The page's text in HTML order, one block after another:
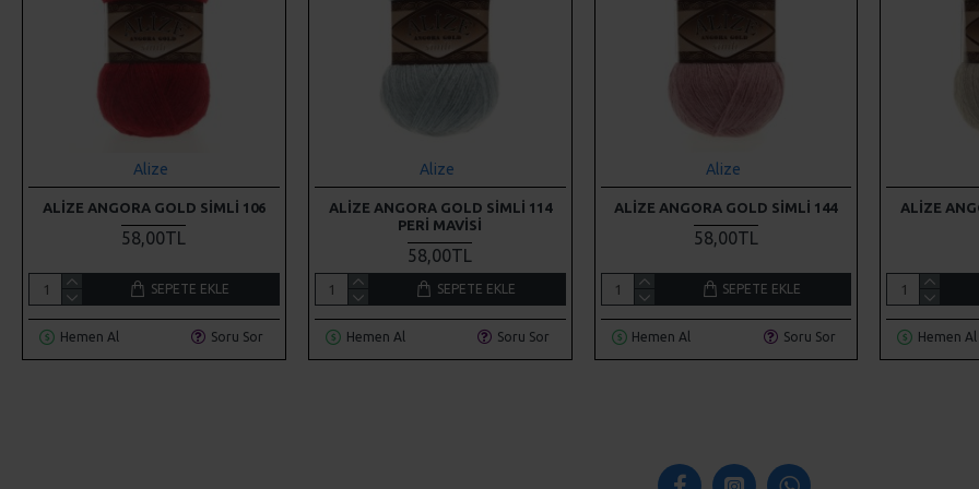
Alize
ALIZE ANGORA GOLD SIMLI 106
58,00TL
SEPETE EKLE
Hemen Al Soru Sor
Alize
ALIZE ANGORA GOLD SIMLI 114
PERI MAVISI
58,00TL
SEPETE EKLE
Hemen Al Soru Sor
Alize
ALIZE ANGORA GOLD SIMLI 144
58,00TL
SEPETE EKLE
Hemen Al Soru Sor
ALIZE
Hemen Al